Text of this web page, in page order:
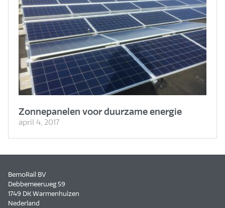
Zonnepanelen voor duurzame energie
april 4, 2017
BemoRail BV
Debbemeerweg 59
1749 DK Warmenhuizen
Nederland